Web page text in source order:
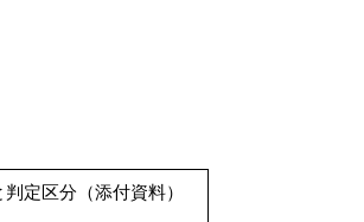
定区分（添付資料）